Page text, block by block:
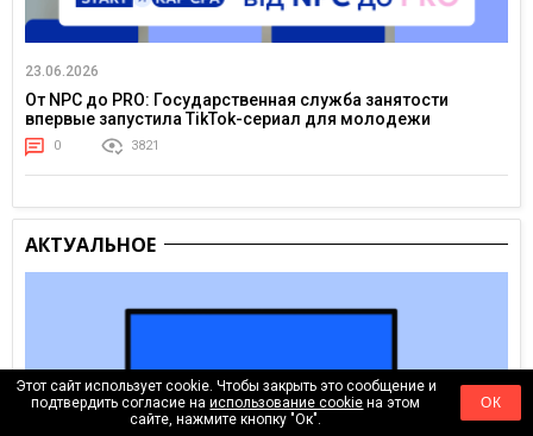
23.06.2026
От NPC до PRO: Государственная служба занятости
впервые запустила TikTok-сериал для молодежи
0 3821
АКТУАЛЬНОЕ
Этот сайт использует cookie. Чтобы закрыть это сообщение и
подтвердить согласие наиспользование cookie на этом
сайте, нажмите кнопку "Ок".
ОК